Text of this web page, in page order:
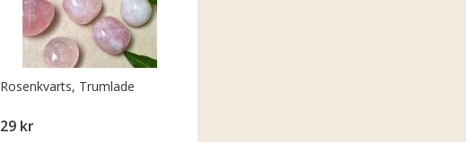
Rosenkvarts, Trumlade
29 kr